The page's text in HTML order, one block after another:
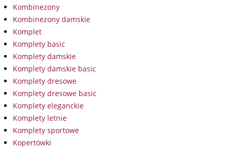
Kombinezony
Kombinezony damskie
Komplet
Komplety basic
Komplety damskie
Komplety damskie basic
Komplety dresowe
Komplety dresowe basic
Komplety eleganckie
Komplety letnie
Komplety sportowe
Kopertówki